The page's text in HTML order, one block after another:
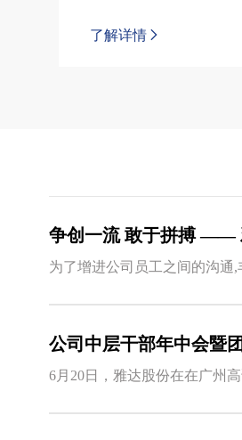
了解详情
争创一流 敢于拼搏 ——
公司中层干部年中会暨
6月20日，雅达股份在在广州